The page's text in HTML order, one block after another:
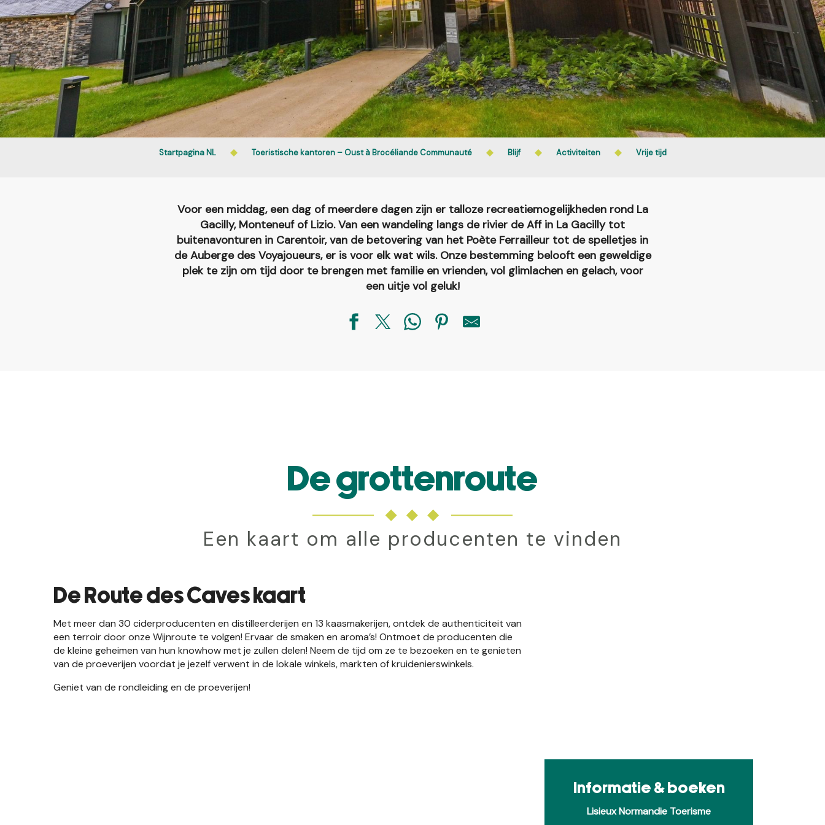
Startpagina NL Toeristische kantoren – Oust à Brocéliande Communauté Blijf Activiteiten Vrije tijd
Voor een middag, een dag of meerdere dagen zijn er talloze recreatiemogelijkheden rond La
Gacilly, Monteneuf of Lizio. Van een wandeling langs de rivier de Aff in La Gacilly tot
buitenavonturen in Carentoir, van de betovering van het Poète Ferrailleur tot de spelletjes in
de Auberge des Voyajoueurs, er is voor elk wat wils. Onze bestemming belooft een geweldige
plek te zijn om tijd door te brengen met familie en vrienden, vol glimlachen en gelach, voor
een uitje vol geluk!
De grottenroute
Een kaart om alle producenten te vinden
De Route des Caves kaart
Met meer dan 30 ciderproducenten en distilleerderijen en 13 kaasmakerijen, ontdek de authenticiteit van
een terroir door onze Wijnroute te volgen! Ervaar de smaken en aroma’s! Ontmoet de producenten die
de kleine geheimen van hun knowhow met je zullen delen! Neem de tijd om ze te bezoeken en te genieten
van de proeverijen voordat je jezelf verwent in de lokale winkels, markten of kruidenierswinkels.
Geniet van de rondleiding en de proeverijen!
Informatie & boeken
Lisieux Normandie Toerisme